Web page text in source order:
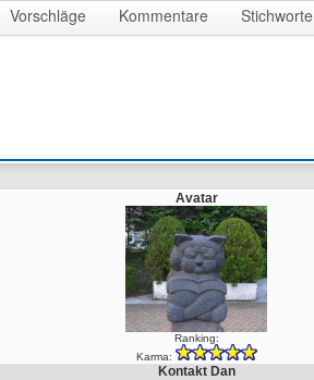
Vorschläge Kommentare Stichworte
Avatar
Ranking:
Karma:
Kontakt Dan